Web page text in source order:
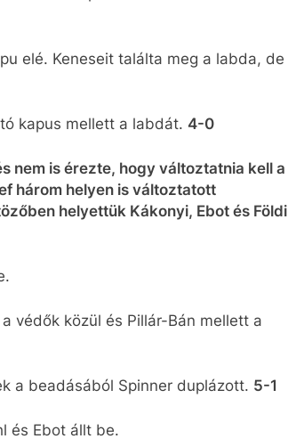
elé. Keneseit találta meg a labda, de
kapus mellett a labdát. 4-0
nem is érezte, hogy változtatnia kell a
három helyen is változtatott
helyettük Kákonyi, Ebot és Földi
védők közül és Pillár-Bán mellett a
a beadásából Spinner duplázott. 5-1
és Ebot állt be.